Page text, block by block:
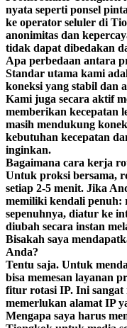
nyata seperti ponsel
ke operator seluler di
anonimitas dan
tidak dapat dibedakan
Apa perbedaan antara
Standar utama kami
koneksi yang stabil dan
Kami juga secara aktif
memberikan kecepatan
masih mendukung
kebutuhan kecepatan
inginkan.
Bagaimana cara kerja
Untuk proksi bersama,
setiap 2-5 menit. Jika
memiliki kendali penuh:
sepenuhnya, diatur ke
diubah secara instan
Bisakah saya
Anda?
Tentu saja. Untuk
bisa memesan layanan
fitur rotasi IP. Ini sangat
memerlukan alamat IP
Mengapa saya harus